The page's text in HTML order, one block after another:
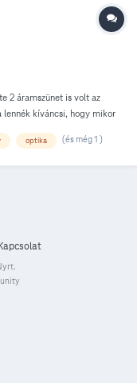
2 áramszünet is volt az
lennék kíváncsi, hogy mikor
fôúton már elérhető, illetve
optika (és még 1 )